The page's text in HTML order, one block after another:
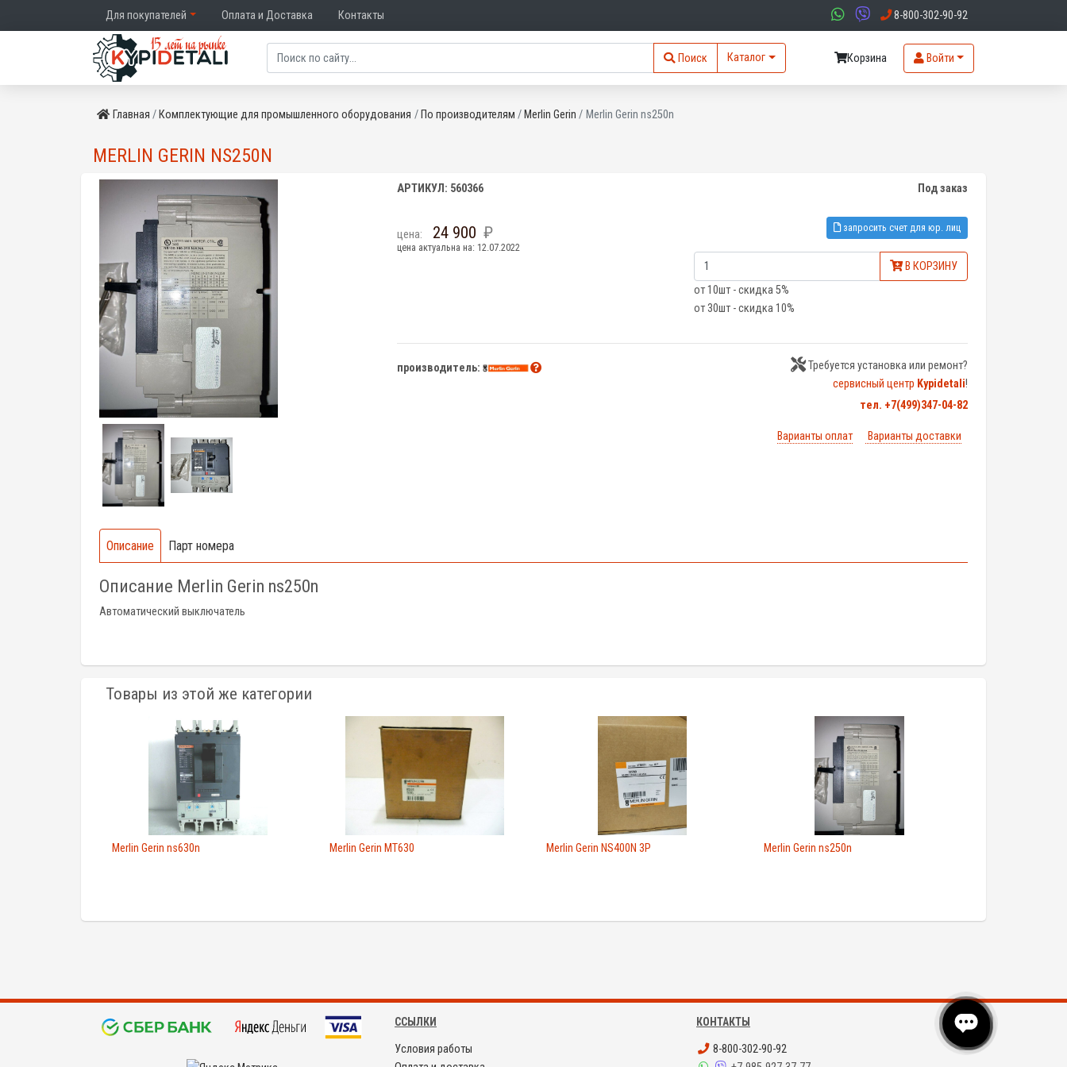
Для покупателей Оплата и Доставка Контакты 8-800-302-90-92
Поиск Каталог Корзина Войти
Главная Комплектующие для промышленного оборудования По производителям Merlin Gerin Merlin Gerin ns250n
MERLIN GERIN NS250N
АРТИКУЛ: 560366 Под заказ
цена: 24 900
цена актуальна на: 12.07.2022
запросить счет для юр. лиц
В КОРЗИНУ
от 10шт - скидка 5%
от 30шт - скидка 10%
производитель:
Требуется установка или ремонт?
сервисный центр Kypidetali!
тел. +7(499)347-04-82
Варианты оплат Варианты доставки
Описание Парт номера
Описание Merlin Gerin ns250n
Автоматический выключатель
Товары из этой же категории
Merlin Gerin ns630n Merlin Gerin MT630 Merlin Gerin NS400N 3P Merlin Gerin ns250n
ССЫЛКИ
Условия работы
КОНТАКТЫ
8-800-302-90-92